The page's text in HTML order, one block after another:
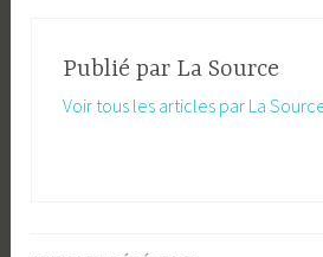
Publié par La Source
Voir tous les articles par La